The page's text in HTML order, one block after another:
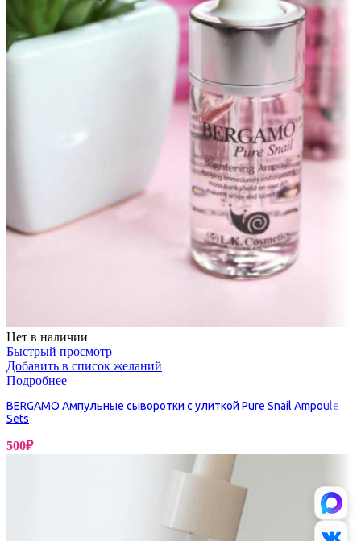
Нет в наличии
Быстрый просмотр
Добавить в список желаний
Подробнее
BERGAMO Ампульные сыворотки с улиткой Pure Snail Ampoule
Sets
500₽